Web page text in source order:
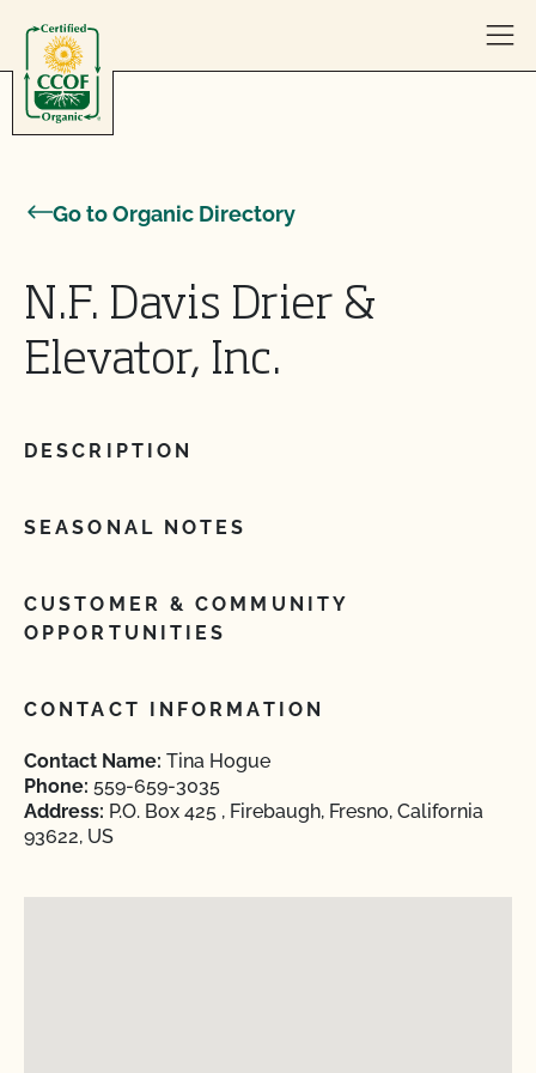
Go to Organic Directory
N.F. Davis Drier &
Elevator, Inc.
DESCRIPTION
SEASONAL NOTES
CUSTOMER & COMMUNITY
OPPORTUNITIES
CONTACT INFORMATION
Contact Name: Tina Hogue
Phone: 559-659-3035
Address: P.O. Box 425 , Firebaugh, Fresno, California
93622, US